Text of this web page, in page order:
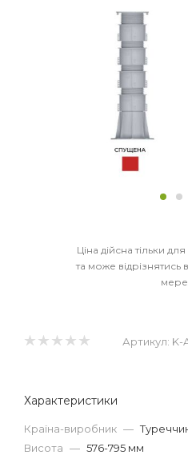
Ціна дійсна тільки
та може відрізнятись
Артикул: K-
Характеристики
Країна-виробник —
Висота — 576-795 мм